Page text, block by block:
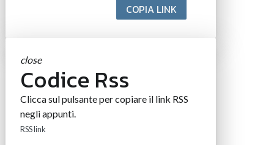
COPIA LINK
close
Codice Rss
Clicca sul pulsante per copiare il link RSS
negli appunti.
RSS link